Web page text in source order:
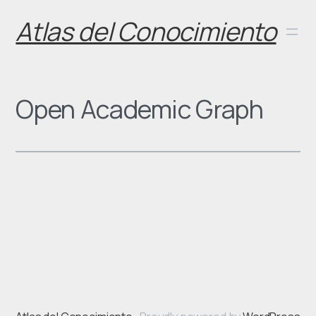
content
Atlas del Conocimiento
Open Academic Graph